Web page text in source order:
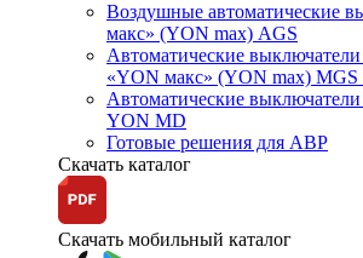
Воздушные автоматические
макс» (YON max) AGS
Автоматические
«YON макс» (YON max) MGS
Автоматические
YON MD
Готовые решения для АВР
Скачать каталог
Скачать мобильный каталог